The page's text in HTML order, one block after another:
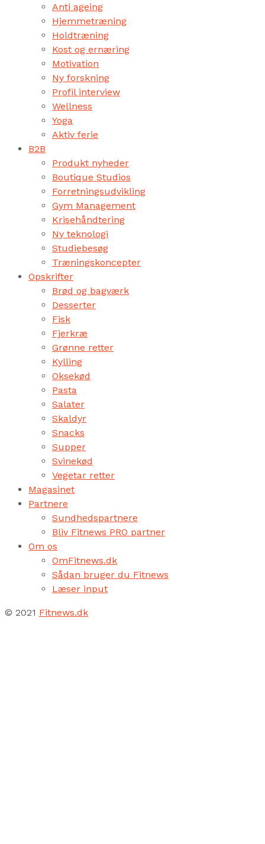
Anti ageing
Hjemmetræning
Holdtræning
Kost og ernæring
Motivation
Ny forskning
Profil interview
Wellness
Yoga
Aktiv ferie
B2B
Produkt nyheder
Boutique Studios
Forretningsudvikling
Gym Management
Krisehåndtering
Ny teknologi
Studiebesøg
Træningskoncepter
Opskrifter
Brød og bagværk
Desserter
Fisk
Fjerkræ
Grønne retter
Kylling
Oksekød
Pasta
Salater
Skaldyr
Snacks
Supper
Svinekød
Vegetar retter
Magasinet
Partnere
Sundhedspartnere
Bliv Fitnews PRO partner
Om os
OmFitnews.dk
Sådan bruger du Fitnews
Læser input
© 2021 Fitnews.dk